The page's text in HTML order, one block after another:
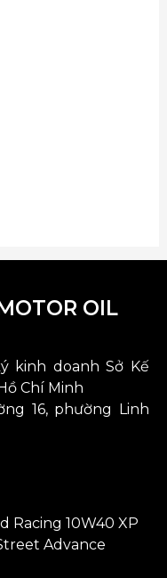
OIL
kinh doanh Sở Kế
Chí Minh
16, phường Linh
Racing 10W40 XP
Advance